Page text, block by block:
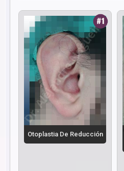
Otoplastia De Reducción